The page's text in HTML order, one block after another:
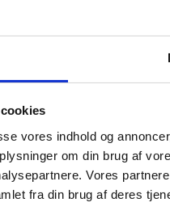
vores indhold og
om din brug af
Vores
fra din brug af deres